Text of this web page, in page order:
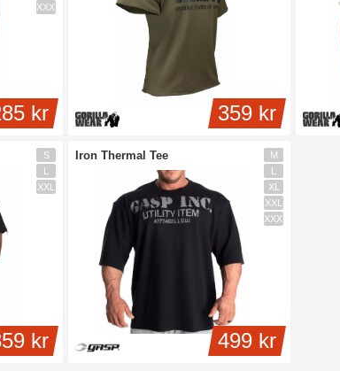
kr
XXXL
359 kr
kr
S
L
XXL
Iron Thermal Tee
499 kr
M
L
XL
XXL
XXXL